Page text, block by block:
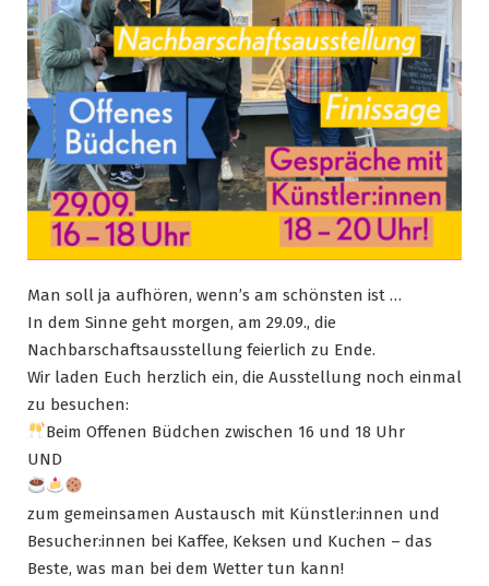
Man soll ja aufhören, wenn’s am schönsten ist …
In dem Sinne geht morgen, am 29.09., die
Nachbarschaftsausstellung feierlich zu Ende.
Wir laden Euch herzlich ein, die Ausstellung noch einmal
zu besuchen:
Beim Offenen Büdchen zwischen 16 und 18 Uhr
UND
zum gemeinsamen Austausch mit Künstler:innen und
Besucher:innen bei Kaffee, Keksen und Kuchen – das
Beste, was man bei dem Wetter tun kann!